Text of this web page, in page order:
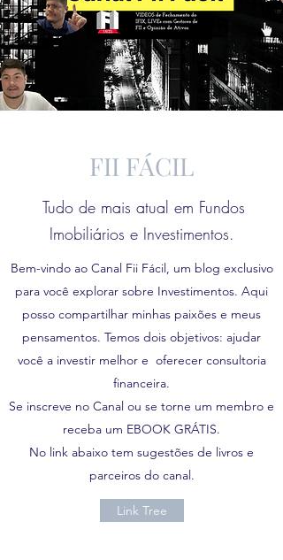
FII FÁCIL
Tudo de mais atual em Fundos
Imobiliários e Investimentos.
Bem-vindo ao Canal Fii Fácil, um blog exclusivo
para você explorar sobre Investimentos. Aqui
posso compartilhar minhas paixões e meus
pensamentos. Temos dois objetivos: ajudar
você a investir melhor e oferecer consultoria
financeira.
Se inscreve no Canal ou se torne um membro e
receba um EBOOK GRÁTIS.
No link abaixo tem sugestões de livros e
parceiros do canal.
Link Tree